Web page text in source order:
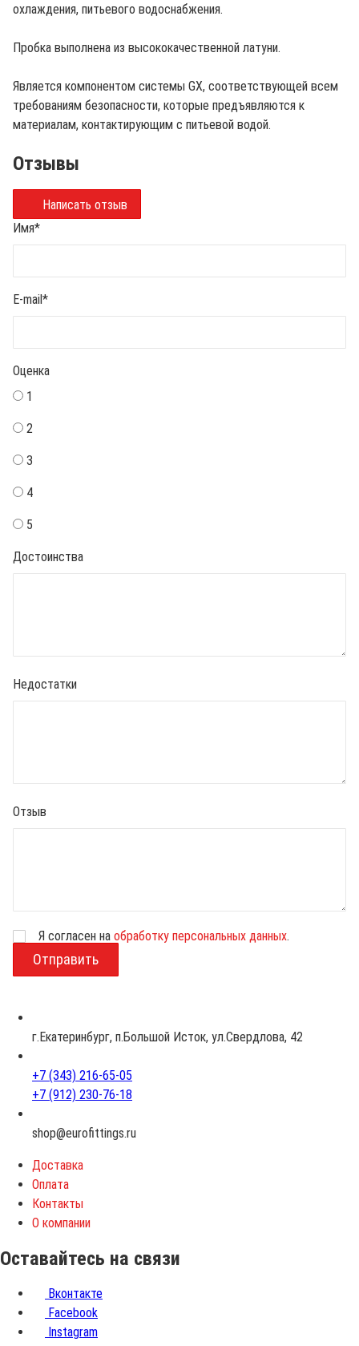
охлаждения, питьевого водоснабжения.
Пробка выполнена из высококачественной латуни.
Является компонентом системы GX, соответствующей всем
требованиям безопасности, которые предъявляются к
материалам, контактирующим с питьевой водой.
Отзывы
Написать отзыв
Имя*
E-mail*
Оценка
1
2
3
4
5
Достоинства
Недостатки
Отзыв
з
Я согласен на обработку персональных данных.
г.Екатеринбург, п.Большой Исток, ул.Свердлова, 42
+7 (343) 216-65-05
+7 (912) 230-76-18
shop@eurofittings.ru
Доставка
Оплата
Контакты
О компании
Оставайтесь на связи
Вконтакте
Facebook
Instagram